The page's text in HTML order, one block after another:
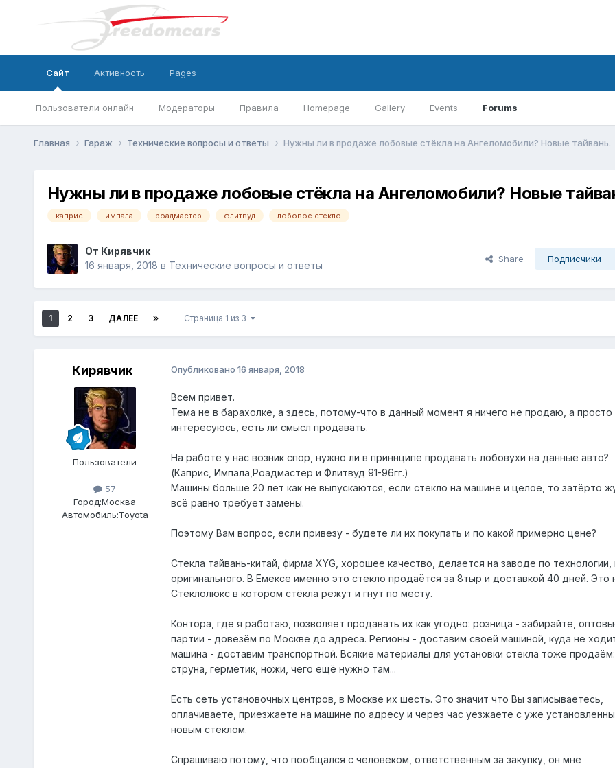
Сайт
Пользователи онлайн Модераторы Правила Homepage Gallery Events Forums
Активность Pages
Главная Гараж Технические вопросы и ответы Нужны ли в продаже лобовые стёкла на Ангеломобили? Новые тайвань.
Нужны ли в продаже лобовые стёкла на Ангеломобили? Новые
каприс импала роадмастер флитвуд лобовое стекло
От Кирявчик
16 января, 2018 в Технические вопросы и ответы
Share Подписчики
1 2 3 ДАЛЕЕ Страница 1 из 3
Кирявчик
Пользователи
57
Город:Москва
Автомобиль:Toyota
Опубликовано 16 января, 2018
Всем привет.
Тема не в барахолке, а здесь, потому-что в данный момент я ничего не продаю, а просто
интересуюсь, есть ли смысл продавать.
На работе у нас возник спор, нужно ли в приннципе продавать лобовухи на данные авто?
(Каприс, Импала,Роадмастер и Флитвуд 91-96гг.)
Машины больше 20 лет как не выпускаются, если стекло на машине и целое, то затёрто
всё равно требует замены.
Поэтому Вам вопрос, если привезу - будете ли их покупать и по какой примерно цене?
Стекла тайвань-китай, фирма XYG, хорошее качество, делается на заводе по технологии,
оригинального. В Емексе именно это стекло продаётся за 8тыр и доставкой 40 дней. Это
Стеклолюкс в котором стёкла режут и гнут по месту.
Контора, где я работаю, позволяет продавать их как угодно: розница - забирайте,
партии - довезём по Москве до адреса. Регионы - доставим своей машиной, куда не
машина - доставим транспортной. Всякие материалы для установки стекла тоже продаём:
струна, герметик, ножи, чего ещё нужно там...
Есть сеть установочных центров, в Москве их шесть. Это значит что Вы записываетесь,
оплачиваете, приезжаете на машине по адресу и через час уезжаете с уже
новым стеклом.
Спрашиваю потому, что пообщался с человеком, ответственным за закупку, он мне